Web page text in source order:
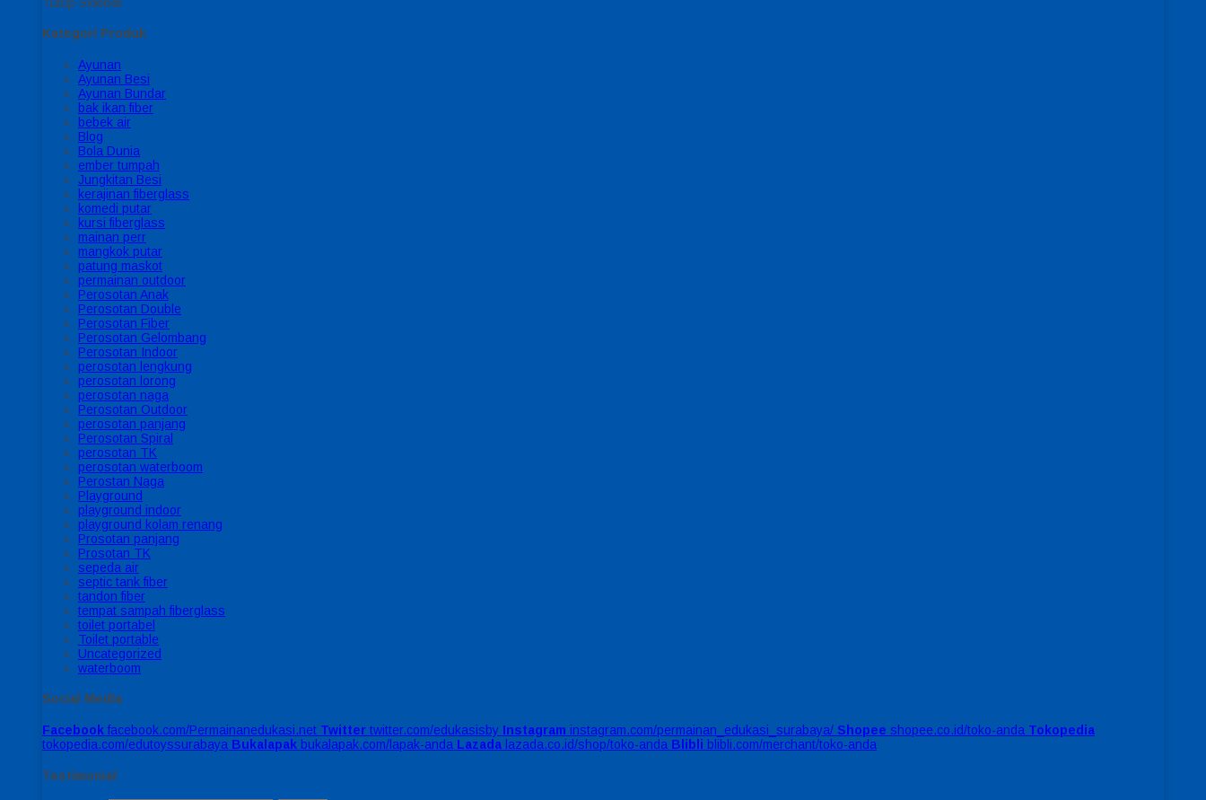
Kategori Produk
Ayunan
Ayunan Besi
Ayunan Bundar
bak ikan fiber
bebek air
Blog
Bola Dunia
ember tumpah
Jungkitan Besi
kerajinan fiberglass
komedi putar
kursi fiberglass
mainan perr
mangkok putar
patung maskot
permainan outdoor
Perosotan Anak
Perosotan Double
Perosotan Fiber
Perosotan Gelombang
Perosotan Indoor
perosotan lengkung
perosotan lorong
perosotan naga
Perosotan Outdoor
perosotan panjang
Perosotan Spiral
perosotan TK
perosotan waterboom
Perostan Naga
Playground
playground indoor
playground kolam renang
Prosotan panjang
Prosotan TK
sepeda air
septic tank fiber
tandon fiber
tempat sampah fiberglass
toilet portabel
Toilet portable
Uncategorized
waterboom
Social Media
Facebook facebook.com/Permainanedukasi.net Twitter twitter.com/edukasisby Instagram instagram.com/permainan_edukasi_surabaya/ Shopee shopee.co.id/toko-anda Tokopedia
tokopedia.com/edutoyssurabaya Bukalapak bukalapak.com/lapak-anda Lazada lazada.co.id/shop/toko-anda Blibli blibli.com/merchant/toko-anda
Testimonial